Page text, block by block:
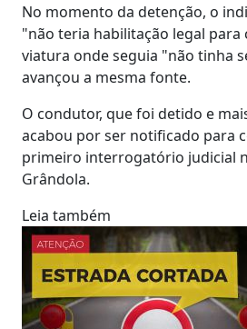
No momento da detenção, o
"não teria habilitação legal para
viatura onde seguia "não tinha
avançou a mesma fonte.
O condutor, que foi detido e
acabou por ser notificado para
primeiro interrogatório judicial
Grândola.
Leia também